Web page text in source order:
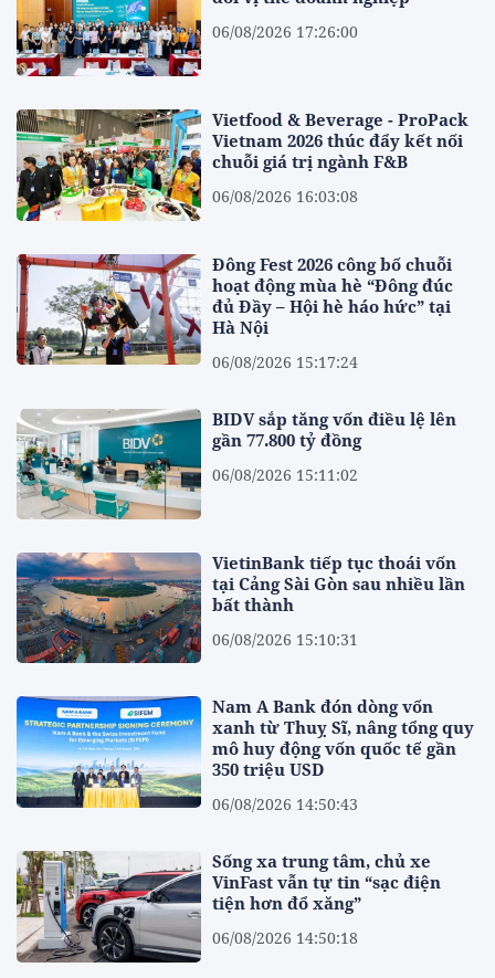
06/08/2026 17:26:00
Vietfood & Beverage - ProPack
Vietnam 2026 thúc đẩy kết nối
chuỗi giá trị ngành F&B
06/08/2026 16:03:08
Đông Fest 2026 công bố chuỗi
hoạt động mùa hè “Đông đúc
đủ Đầy – Hội hè háo hức” tại
Hà Nội
06/08/2026 15:17:24
BIDV sắp tăng vốn điều lệ lên
gần 77.800 tỷ đồng
06/08/2026 15:11:02
VietinBank tiếp tục thoái vốn
tại Cảng Sài Gòn sau nhiều lần
bất thành
06/08/2026 15:10:31
Nam A Bank đón dòng vốn
xanh từ Thuỵ Sĩ, nâng tổng quy
mô huy động vốn quốc tế gần
350 triệu USD
06/08/2026 14:50:43
Sống xa trung tâm, chủ xe
VinFast vẫn tự tin “sạc điện
tiện hơn đổ xăng”
06/08/2026 14:50:18